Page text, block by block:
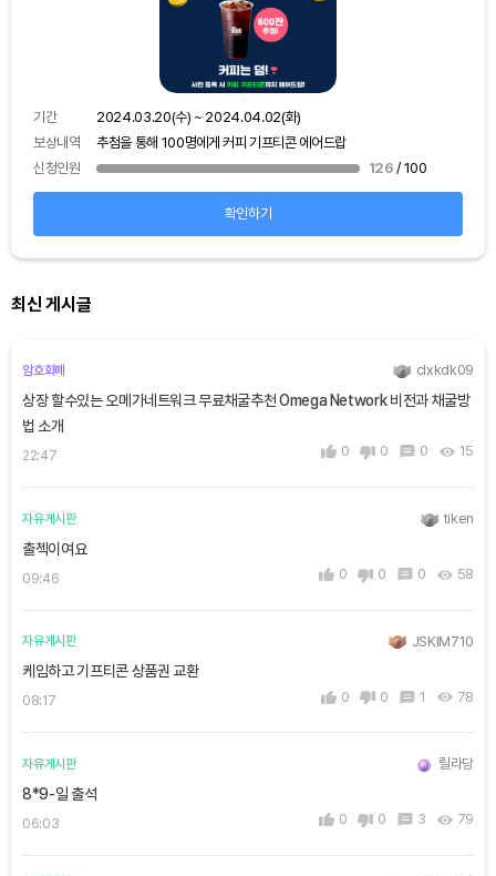
기간
2024.03.20(수) ~ 2024.04.02(화)
보상내역
추첨을 통해 100명에게 커피 기프티콘 에어드랍
신청인원
126 / 100
확인하기
최신 게시글
암호화폐 clxkdk09
상장 할수있는 오메가네트워크 무료채굴추천 Omega Network 비전과 채굴방
법 소개
22:47 0 0 0 15
자유게시판 tiken
출첵이여요
09:46 0 0 0 58
자유게시판 JSKIM710
케임하고 기프티콘 상품권 교환
08:17 0 0 1 78
자유게시판 릴라당
8*9-일 출석
06:03 0 0 3 79